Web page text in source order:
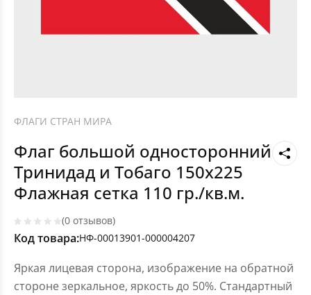
ФЛАГИ СТРАН МИРА
Флаг большой односторонний
Тринидад и Тобаго 150х225
Флажная сетка 110 гр./кв.м.
(0 отзывов)
Код товара:НФ-00013901-000004207
Яркая лицевая сторона, изображение на обратной
стороне зеркальное, яркость до 50%. Стандартный